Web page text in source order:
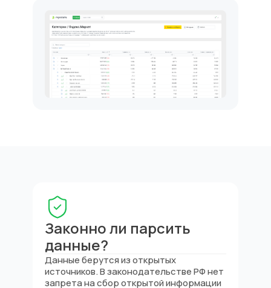
Законно ли парсить
данные?
Данные берутся из открытых
источников. В законодательстве РФ нет
запрета на сбор открытой информации
Автоответы на отзывы
SEO-оптимизация для WB
Юнит калькулятор
Плагин для браузера
Компания
О компании
Наша команда
Партнерская программа
Бонусы от партнеров
АРІ-документация
Маркетплейсы
Аналитика Wildberries
Аналитика Ozon
Аналитика Яндекс Маркет